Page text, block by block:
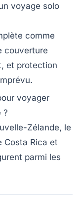
voyage solo
comme
couverture
et protection
voyager
?
Zélande, le
Costa Rica et
parmi les